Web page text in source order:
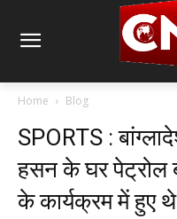
Home Blog
SPORTS :
हसन के घर पेट्रोल
के कार्यक्रम में हुए